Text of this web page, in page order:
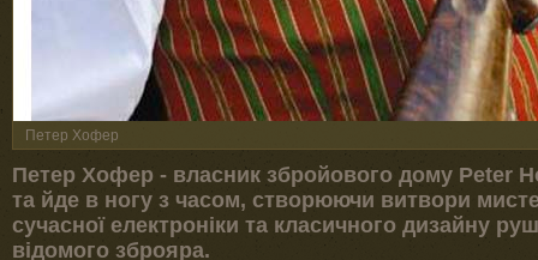
Петер Хофер
Петер Хофер - власник збройового дому Peter
та йде в ногу з часом, створюючи витвори
сучасної електроніки та класичного дизайну
відомого зброяра.